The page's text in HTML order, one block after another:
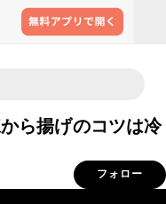
ら揚げのコツは冷
フォロー